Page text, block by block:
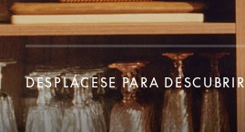
DESPLÁCESE PARA DESCUBRIR
DESPLÁCESE PARA DESCUBRIR